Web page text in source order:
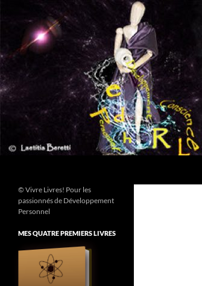
contenu
© Vivre Livres! Pour les
passionnés de Développement
Personnel
MES QUATRE PREMIERS LIVRES